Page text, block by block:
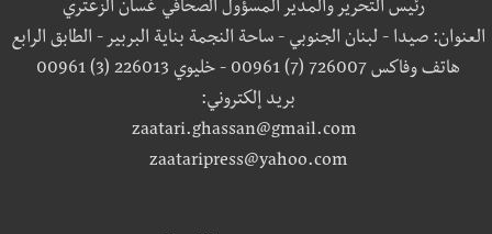
رئيس التحرير والمدير المسؤول الصحافي غسان الزعتري
العنوان: صيدا - لبنان الجنوبي - ساحة النجمة بناية البربير - الطابق الرابع
هاتف وفاكس 726007 (7) 00961 - خليوي 226013 (3) 00961
بريد إلكتروني:
zaatari.ghassan@gmail.com
zaataripress@yahoo.com